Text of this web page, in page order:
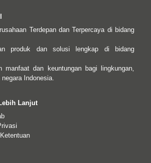
Terdepan dan Terpercaya di bidang
produk dan solusi lengkap di bidang
manfaat dan keuntungan bagi lingkungan,
negara Indonesia.
Lanjut